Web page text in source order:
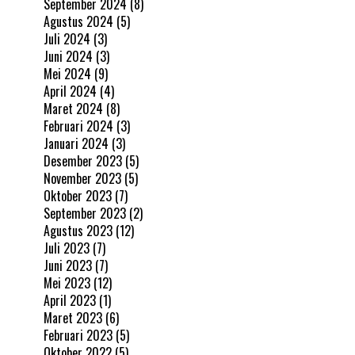
September 2024 (8)
Agustus 2024 (5)
Juli 2024 (3)
Juni 2024 (3)
Mei 2024 (9)
April 2024 (4)
Maret 2024 (8)
Februari 2024 (3)
Januari 2024 (3)
Desember 2023 (5)
November 2023 (5)
Oktober 2023 (7)
September 2023 (2)
Agustus 2023 (12)
Juli 2023 (7)
Juni 2023 (7)
Mei 2023 (12)
April 2023 (1)
Maret 2023 (6)
Februari 2023 (5)